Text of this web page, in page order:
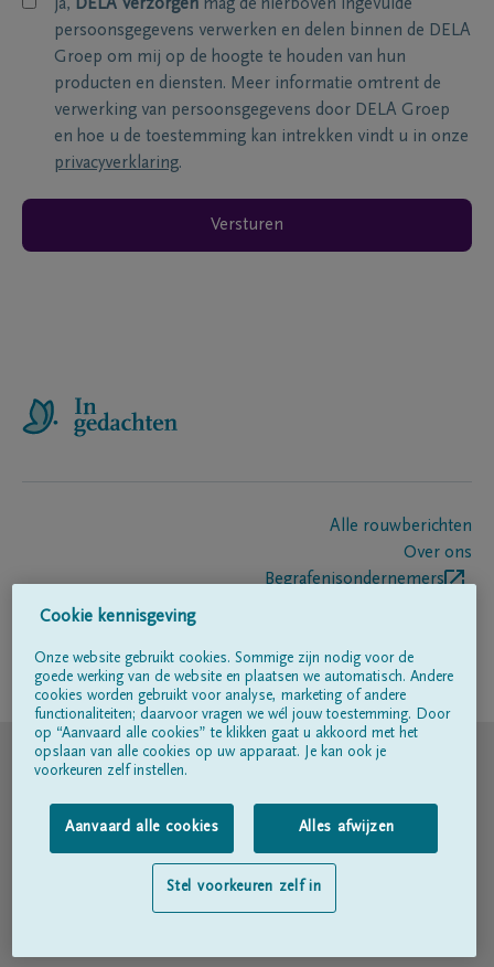
ja, DELA Verzorgen mag de hierboven ingevulde
persoonsgegevens verwerken en delen binnen de DELA
Groep om mij op de hoogte te houden van hun
producten en diensten. Meer informatie omtrent de
verwerking van persoonsgegevens door DELA Groep
en hoe u de toestemming kan intrekken vindt u in onze
privacyverklaring.
Versturen
Alle rouwberichten
Over ons
Begrafenisondernemers
Volg ons op
© DELA
Gebruiksvoorwaarden
Privacyverklaring
Toegankelijkheidsverklaring
Cookie kennisgeving
Onze website gebruikt cookies. Sommige zijn nodig voor de
goede werking van de website en plaatsen we automatisch. Andere
cookies worden gebruikt voor analyse, marketing of andere
functionaliteiten; daarvoor vragen we wél jouw toestemming. Door
op “Aanvaard alle cookies” te klikken gaat u akkoord met het
opslaan van alle cookies op uw apparaat. Je kan ook je
voorkeuren zelf instellen.
Aanvaard alle cookies Alles afwijzen
Stel voorkeuren zelf in